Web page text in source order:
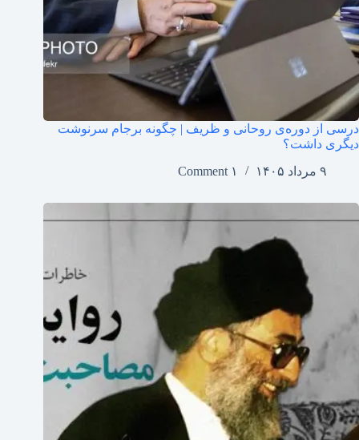
درسی از دوره‌ی روحانی و ظریف | چگونه برجام سرنوشت
دیگری داشت؟
۹ مرداد ۱۴۰۵
۱ Comment